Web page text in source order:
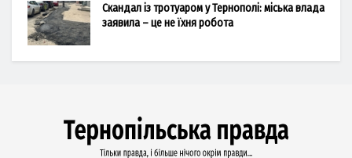
Скандал із тротуаром у Тернополі: міська влада
заявила – це не їхня робота